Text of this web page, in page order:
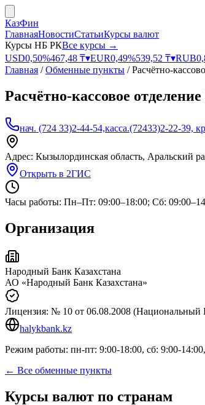
КазФин
ГлавнаяНовостиСтатьиКурсы валют
Курсы НБ РКВсе курсы →
USD0,50%467,48 ₸▾EUR0,49%539,52 ₸▾RUB
Главная /Обменные пункты /Расчётно-
Расчётно-кассовое отделение
нач. (724 33)2-44-54,касса.(72433)2-22-39,
Адрес: Кызылординская область, Аральский
Открыть в 2ГИС
Часы работы: Пн–Пт: 09:00–18:00; Сб:
Организация
Народный Банк Казахстана
АО «Народный Банк Казахстана»
Лицензия: № 10 от 06.08.2008 (Национальный
halykbank.kz
Режим работы: пн-пт: 9:00-18:00, сб: 9:00-
← Все обменные пункты
Курсы валют по странам